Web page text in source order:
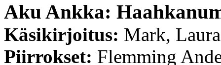
Aku Ankka:
Käsikirjoitus: Mark,
Piirrokset: Flemming